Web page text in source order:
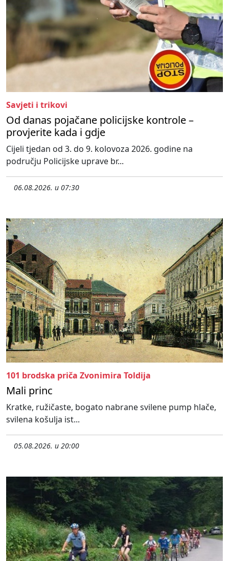
Savjeti i trikovi
Od danas pojačane policijske kontrole –
provjerite kada i gdje
Cijeli tjedan od 3. do 9. kolovoza 2026. godine na
području Policijske uprave br...
06.08.2026. u 07:30
101 brodska priča Zvonimira Toldija
Mali princ
Kratke, ružičaste, bogato nabrane svilene pump hlače,
svilena košulja ist...
05.08.2026. u 20:00